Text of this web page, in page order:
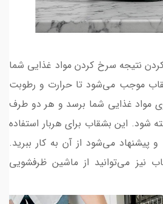
نتیجه سرخ کردن مواد غذایی شما
موجب می‌شود تا حرارت و رطوبت
مواد غذایی شما برسد و هر دو طرف
شود. این بشقاب برای هربار استفاده
می­‌شود از آن به کار ببرید.
نیز می‌­توانید از ماشین ظرفشویی